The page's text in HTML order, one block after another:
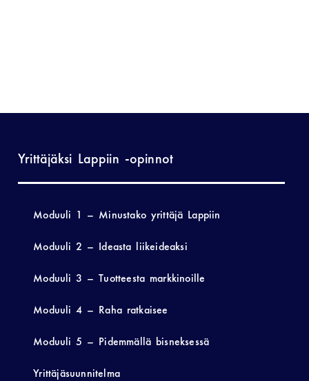
Yrittäjäksi Lappiin -opinnot
Moduuli 1 – Minustako yrittäjä Lappiin
Moduuli 2 – Ideasta liikeideaksi
Moduuli 3 – Tuotteesta markkinoille
Moduuli 4 – Raha ratkaisee
Moduuli 5 – Pidemmällä bisneksessä
Yrittäjäsuunnitelma